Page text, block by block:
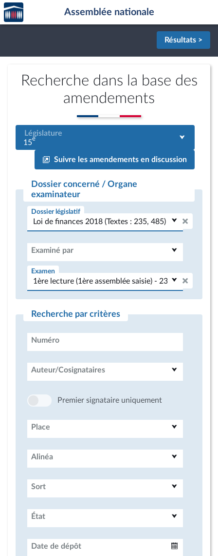
Aller au contenu
Aller en bas de la page
Accèder
à la
page
Assemblée nationale
Résultats >
Recherche dans la base des
amendements
Législature
15e
Suivre les amendements en discussion
Dossier concerné / Organe
examinateur
Dossier législatif
Examiné par
Examen
Recherche par critères
Numéro
Auteur/Cosignataires
Premier signataire uniquement
Place
Alinéa
Sort
État
Date de dépôt